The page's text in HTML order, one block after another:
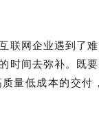
联网企业遇到了
时间去弥补。既
量低成本的交